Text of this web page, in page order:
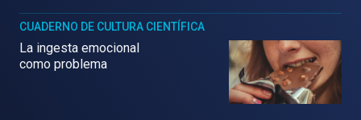
CUADERNO DE CULTURA CIENTÍFICA
La ingesta emocional
como problema